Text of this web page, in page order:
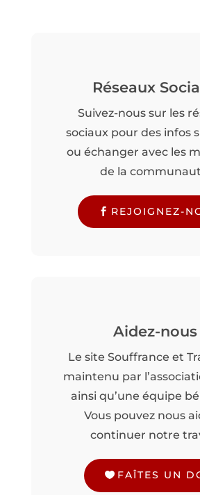
Réseaux
Suivez-nous sur les
sociaux pour des infos
ou échanger avec les
de la
REJOIGNEZ-
Aidez-nous
Le site Souffrance et
maintenu par
ainsi qu’une équipe
Vous pouvez nous
continuer notre
FAÎTES UN